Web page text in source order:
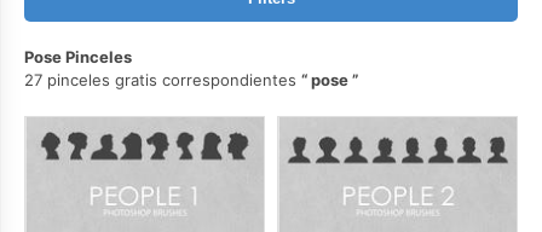
Pose Pinceles
27 pinceles gratis correspondientes
pose